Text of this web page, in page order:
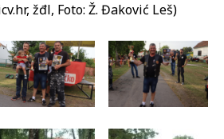
žđl, Foto: Ž. Đaković Leš)